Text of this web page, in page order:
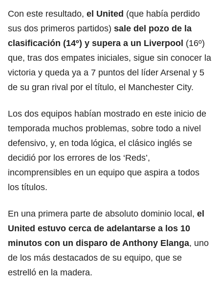
Con este resultado, el United (que había perdido
sus dos primeros partidos) sale del pozo de la
clasificación (14º) y supera a un Liverpool (16º)
que, tras dos empates iniciales, sigue sin conocer la
victoria y queda ya a 7 puntos del líder Arsenal y 5
de su gran rival por el título, el Manchester City.
Los dos equipos habían mostrado en este inicio de
temporada muchos problemas, sobre todo a nivel
defensivo, y, en toda lógica, el clásico inglés se
decidió por los errores de los ‘Reds’,
incomprensibles en un equipo que aspira a todos
los títulos.
En una primera parte de absoluto dominio local, el
United estuvo cerca de adelantarse a los 10
minutos con un disparo de Anthony Elanga, uno
de los más destacados de su equipo, que se
estrelló en la madera.